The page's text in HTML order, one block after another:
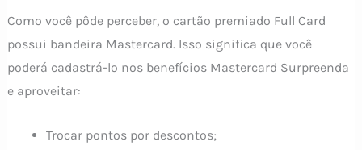
Como você pôde perceber, o cartão premiado Full Card
possui bandeira Mastercard. Isso significa que você
poderá cadastrá-lo nos benefícios Mastercard Surpreenda
e aproveitar:
Trocar pontos por descontos;